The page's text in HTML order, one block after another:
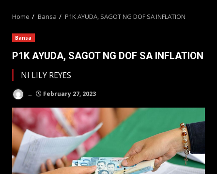
Home Bansa P1K AYUDA, SAGOT NG DOF SA INFLATION
Bansa
P1K AYUDA, SAGOT NG DOF SA INFLATION
NI LILY REYES
.. February 27, 2023